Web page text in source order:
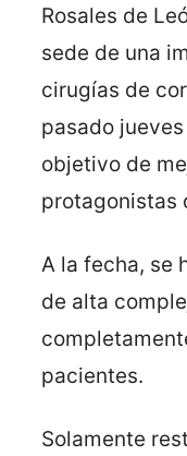
Rosales de
sede de una
cirugías de
pasado
objetivo de
protagonistas
A la fecha, se
de alta
pacientes.
Solamente